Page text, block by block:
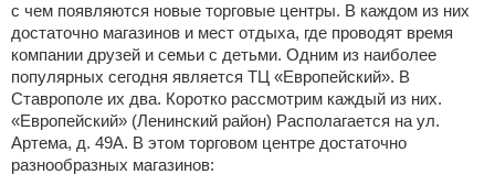
с чем появляются новые торговые центры. В каждом из них
достаточно магазинов и мест отдыха, где проводят время
компании друзей и семьи с детьми. Одним из наиболее
популярных сегодня является ТЦ «Европейский». В
Ставрополе их два. Коротко рассмотрим каждый из них.
«Европейский» (Ленинский район) Располагается на ул.
Артема, д. 49А. В этом торговом центре достаточно
разнообразных магазинов: